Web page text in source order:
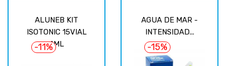
ALUNEB KIT
ISOTONIC 15VIAL
4ML
-11%
AGUA DE MAR -
INTENSIDAD...
-15%